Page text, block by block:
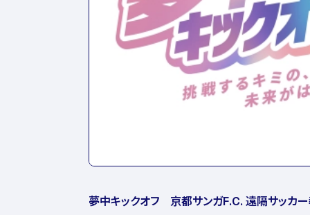
夢中キックオフ 京都サンガF.C. 遠隔サッカ